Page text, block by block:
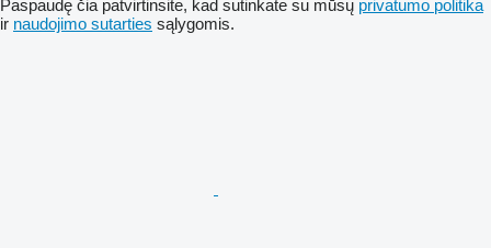
Paspaudę čia patvirtinsite, kad sutinkate su mūsų privatumo politika
ir naudojimo sutarties sąlygomis.